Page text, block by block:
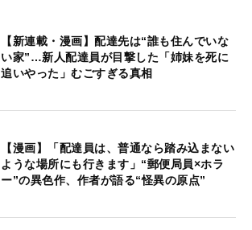
【新連載・漫画】配達先は“誰も住んでいな
い家”…新人配達員が目撃した「姉妹を死に
追いやった」むごすぎる真相
【漫画】「配達員は、普通なら踏み込まない
ような場所にも行きます」“郵便局員×ホラ
ー”の異色作、作者が語る“怪異の原点”